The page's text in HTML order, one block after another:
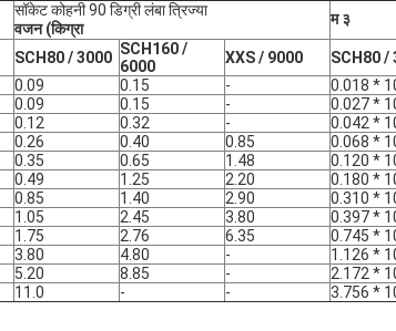
सॉकेट कोहनी 90 डिग्री लंबा त्रिज्या
वजन (किग्रा
म ३
SCH80 / 3000 SCH160 /
6000
XXS / 9000 SCH80 /
0.09 0.15 - 0.018 *
0.09 0.15 - 0.027 *
0.12 0.32 - 0.042 *
0.26 0.40 0.85 0.068 *
0.35 0.65 1.48 0.120 *
0.49 1.25 2.20 0.180 *
0.85 1.40 2.90 0.310 *
1.05 2.45 3.80 0.397 *
1.75 2.76 6.35 0.745 *
3.80 4.80 - 1.126 *
5.20 8.85 - 2.172 *
11.0 - - 3.756 *